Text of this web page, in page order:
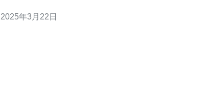
服高防服务器，它的稳定性和高效性使其成为一种优秀的
2025年3月22日